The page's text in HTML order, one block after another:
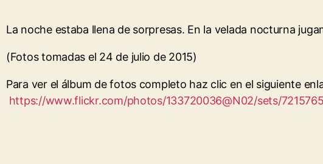
La noche estaba llena de sorpresas. En la velada nocturna
(Fotos tomadas el 24 de julio de 2015)
Para ver el álbum de fotos completo haz clic en el siguiente
https://www.flickr.com/photos/133720036@N02/sets/